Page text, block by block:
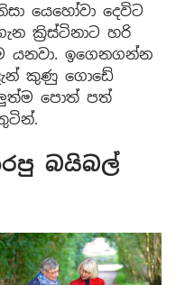
යෙහෝවා දෙවිට
ක්‍රිස්ටිනාට හරි
යනවා. ඉගෙනගන්න
කුණු ගොඩේ
පොත් පත්
බයිබල්